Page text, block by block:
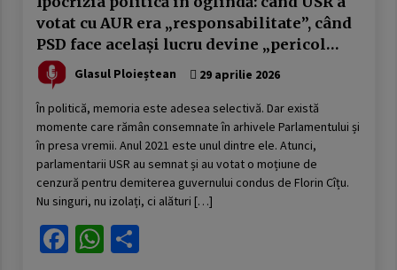
votat cu AUR era „responsabilitate”, când
PSD face același lucru devine „pericol
pentru democrație”
Glasul Ploieștean 29 aprilie 2026
În politică, memoria este adesea selectivă. Dar există
momente care rămân consemnate în arhivele Parlamentului și
în presa vremii. Anul 2021 este unul dintre ele. Atunci,
parlamentarii USR au semnat și au votat o moțiune de
cenzură pentru demiterea guvernului condus de Florin Cîțu.
Nu singuri, nu izolați, ci alături […]
Facebook
WhatsApp
Partajează